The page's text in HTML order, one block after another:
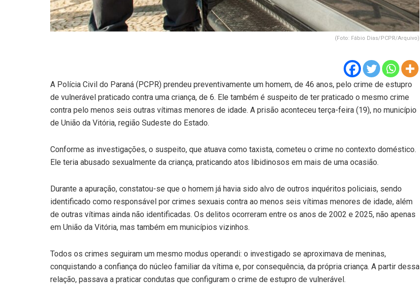
(Foto: Fábio Dias/PCPR/Arquivo)
A Polícia Civil do Paraná (PCPR) prendeu preventivamente um homem, de 46 anos, pelo crime de estupro
de vulnerável praticado contra uma criança, de 6. Ele também é suspeito de ter praticado o mesmo crime
contra pelo menos seis outras vítimas menores de idade. A prisão aconteceu terça-feira (19), no município
de União da Vitória, região Sudeste do Estado.
Conforme as investigações, o suspeito, que atuava como taxista, cometeu o crime no contexto doméstico.
Ele teria abusado sexualmente da criança, praticando atos libidinosos em mais de uma ocasião.
Durante a apuração, constatou-se que o homem já havia sido alvo de outros inquéritos policiais, sendo
identificado como responsável por crimes sexuais contra ao menos seis vítimas menores de idade, além
de outras vítimas ainda não identificadas. Os delitos ocorreram entre os anos de 2002 e 2025, não apenas
em União da Vitória, mas também em municípios vizinhos.
Todos os crimes seguiram um mesmo modus operandi: o investigado se aproximava de meninas,
conquistando a confiança do núcleo familiar da vítima e, por consequência, da própria criança. A partir dessa
relação, passava a praticar condutas que configuram o crime de estupro de vulnerável.